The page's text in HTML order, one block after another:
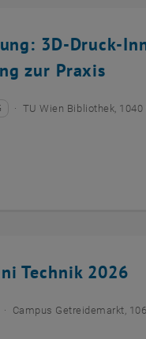
3D-Druck-
zur Praxis
TU Wien Bibliothek,
Technik 2026
Campus Getreidemarkt,